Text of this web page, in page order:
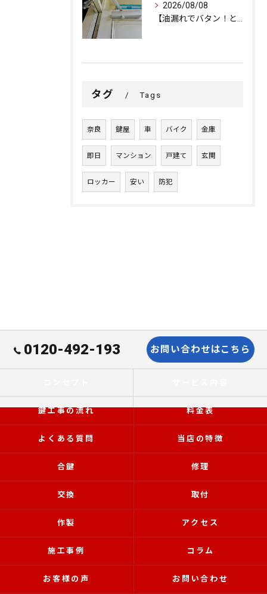
2026/08/08
【油漏れでバタン！と閉まるドアを救済。
タグ Tags
奈良 鍵屋 車 バイク 金庫
即日 マンション 戸建て 玄関
ロッカー 安い 防犯
0120-492-193 お問い合わせはこちら
鍵工事の流れ 料金表
よくある質問 当店の特徴
合鍵 修理
交換 取付
作製 アクセス
施工事例 コラム
お客様の声 お問い合わせ